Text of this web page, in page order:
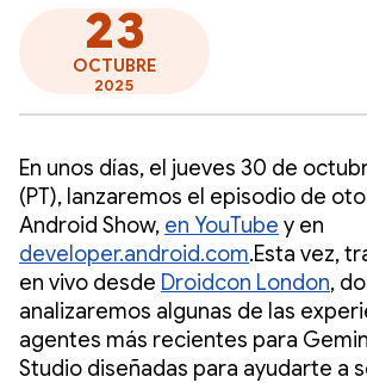
23
OCTUBRE
2025
En unos días, el jueves 30 de
(PT), lanzaremos el episodio de
Android Show, en YouTube y en
developer.android.com.Esta vez,
en vivo desde Droidcon London,
analizaremos algunas de las
agentes más recientes para
Studio diseñadas para ayudarte a